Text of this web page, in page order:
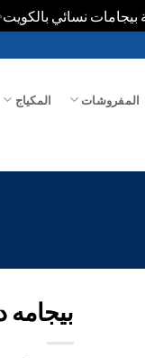
بيجامات نسائي
المفروشات المكياج
بيجامه